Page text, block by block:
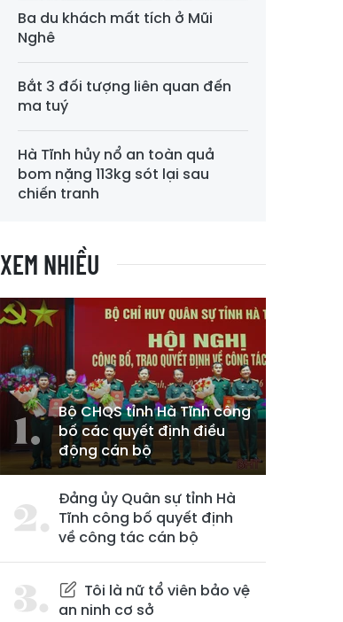
Ba du khách mất tích ở Mũi
Nghê
Bắt 3 đối tượng liên quan đến
ma tuý
Hà Tĩnh hủy nổ an toàn quả
bom nặng 113kg sót lại sau
chiến tranh
XEM NHIỀU
Bộ CHQS tỉnh Hà Tĩnh công
bố các quyết định điều
động cán bộ
Đảng ủy Quân sự tỉnh Hà
Tĩnh công bố quyết định
về công tác cán bộ
Tôi là nữ tổ viên bảo vệ
an ninh cơ sở